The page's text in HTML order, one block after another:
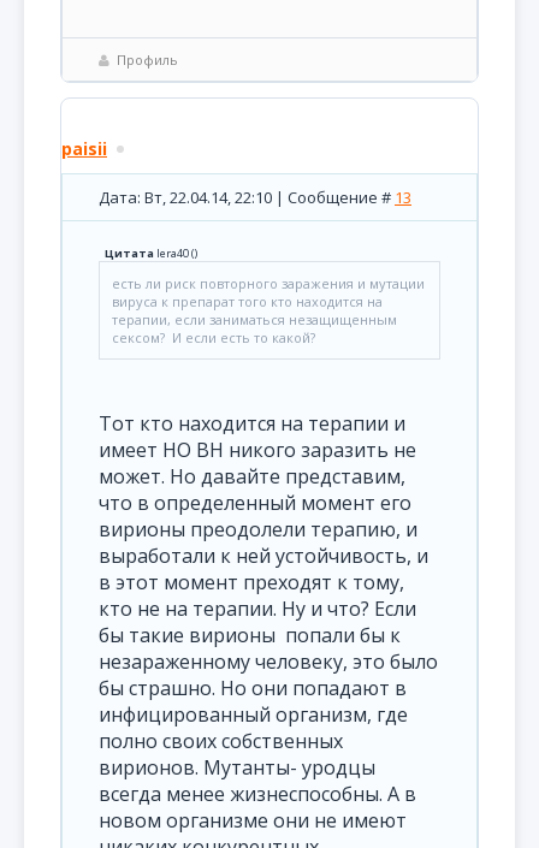
Профиль
paisii
Дата: Вт, 22.04.14, 22:10 | Сообщение # 13
Цитата lera40()
есть ли риск повторного заражения и мутации
вируса к препарат того кто находится на
терапии, если заниматься незащищенным
сексом? И если есть то какой?
Тот кто находится на терапии и
имеет НО ВН никого заразить не
может. Но давайте представим,
что в определенный момент его
вирионы преодолели терапию, и
выработали к ней устойчивость, и
в этот момент преходят к тому,
кто не на терапии. Ну и что? Если
бы такие вирионы попали бы к
незараженному человеку, это было
бы страшно. Но они попадают в
инфицированный организм, где
полно своих собственных
вирионов. Мутанты- уродцы
всегда менее жизнеспособны. А в
новом организме они не имеют